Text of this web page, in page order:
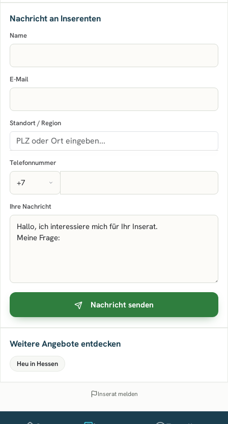
Nachricht an Inserenten
Name
E-Mail
Standort / Region
Telefonnummer
Ihre Nachricht
Nachricht senden
Weitere Angebote entdecken
Heu in Hessen
Inserat melden